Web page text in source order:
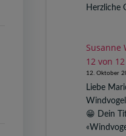
Herzliche
Susanne
12 von
12. Oktober
Liebe
😁 Dein